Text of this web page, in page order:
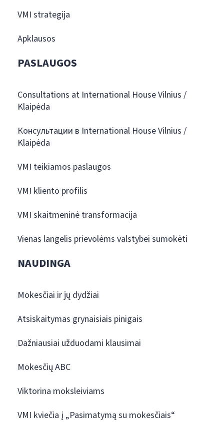
VMI strategija
Apklausos
PASLAUGOS
Consultations at International House Vilnius /
Klaipėda
Консультации в International House Vilnius /
Klaipėda
VMI teikiamos paslaugos
VMI kliento profilis
VMI skaitmeninė transformacija
Vienas langelis prievolėms valstybei sumokėti
NAUDINGA
Mokesčiai ir jų dydžiai
Atsiskaitymas grynaisiais pinigais
Dažniausiai užduodami klausimai
Mokesčių ABC
Viktorina moksleiviams
VMI kviečia į „Pasimatymą su mokesčiais“